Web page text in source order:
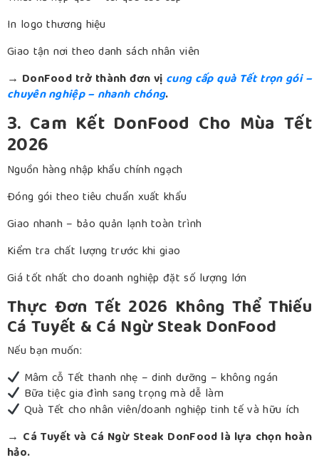
In logo thương hiệu
Giao tận nơi theo danh sách nhân viên
→ DonFood trở thành đơn vị cung cấp quà Tết trọn gói –
chuyên nghiệp – nhanh chóng.
3. Cam Kết DonFood Cho Mùa Tết
2026
Nguồn hàng nhập khẩu chính ngạch
Đóng gói theo tiêu chuẩn xuất khẩu
Giao nhanh – bảo quản lạnh toàn trình
Kiểm tra chất lượng trước khi giao
Giá tốt nhất cho doanh nghiệp đặt số lượng lớn
Thực Đơn Tết 2026 Không Thể Thiếu
Cá Tuyết & Cá Ngừ Steak DonFood
Nếu bạn muốn:
Mâm cỗ Tết thanh nhẹ – dinh dưỡng – không ngán
Bữa tiệc gia đình sang trọng mà dễ làm
Quà Tết cho nhân viên/doanh nghiệp tinh tế và hữu ích
→ Cá Tuyết và Cá Ngừ Steak DonFood là lựa chọn hoàn
hảo.